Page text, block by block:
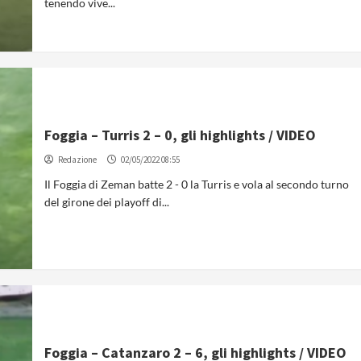
Foggia – Turris 2 – 0, gli highlights / VIDEO
Redazione 02/05/2022 08:55
Il Foggia di Zeman batte 2 - 0 la Turris e vola al secondo turno
del girone dei playoff di...
Foggia – Catanzaro 2 – 6, gli highlights / VIDEO